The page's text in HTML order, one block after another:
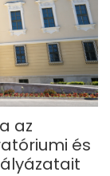
az
és